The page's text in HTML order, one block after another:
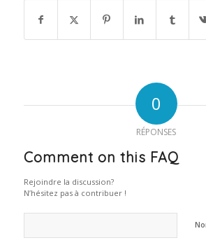
0
RÉPONSES
Comment on this FAQ
Rejoindre la discussion?
N’hésitez pas à contribuer !